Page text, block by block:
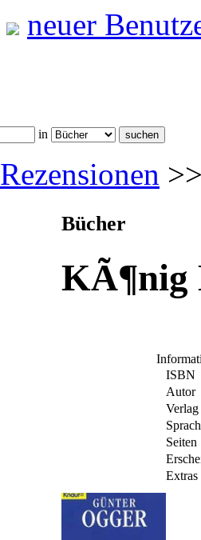
neuer
in
Rezensionen
Bücher
KÃ¶nig
ISBN
Autor
Verlag
Seiten
Extras